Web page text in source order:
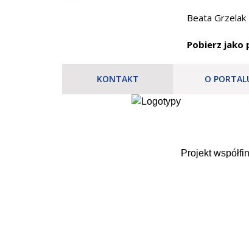
Beata Grzelak
Pobierz jako
KONTAKT O
Projekt